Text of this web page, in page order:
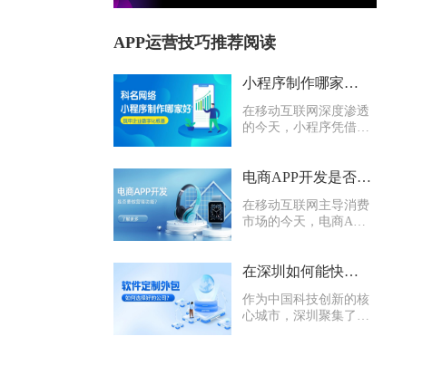
APP运营技巧推荐阅读
小程序制作哪家好？科名网络用专业筑牢企业数字化根基
在移动互联网深度渗透
的今天，小程序凭借轻
打通线上渠道、沉淀私
论是初创商户还是成熟
企业，都纷纷布局小程
电商APP开发是否要多做营销功能
在移动互联网主导消费
市场的今天，电商APP
体。不少企业在开发电
个两难困境：电商APP
开发是否要多做营销功
在深圳如何能快速找到一家优质的软件定制外包公司
作为中国科技创新的核
心城市，深圳聚集了海